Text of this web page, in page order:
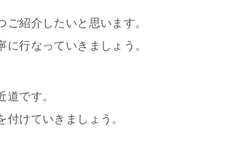
紹介したいと思います。
行なっていきましょう。
です。
けていきましょう。